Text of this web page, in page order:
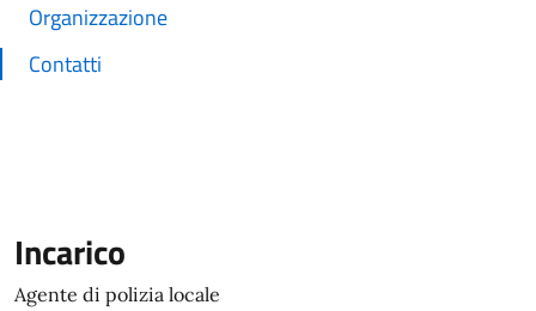
Organizzazione
Contatti
Incarico
Agente di polizia locale